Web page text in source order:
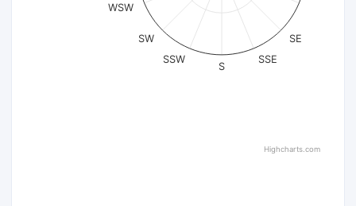
SE
SSE
S
SSW
SW
WSW
Highcharts.com